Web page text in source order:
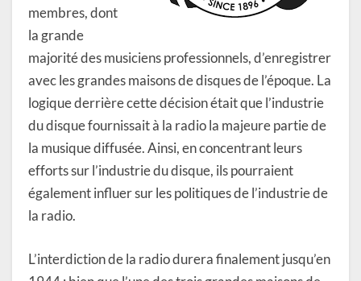
membres, dont
la grande
majorité des musiciens professionnels, d’enregistrer
avec les grandes maisons de disques de l’époque. La
logique derrière cette décision était que l’industrie
du disque fournissait à la radio la majeure partie de
la musique diffusée. Ainsi, en concentrant leurs
efforts sur l’industrie du disque, ils pourraient
également influer sur les politiques de l’industrie de
la radio.
L’interdiction de la radio durera finalement jusqu’en